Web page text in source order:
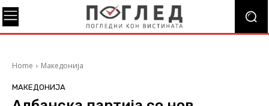
Home Македонија
МАКЕДОНИЈА